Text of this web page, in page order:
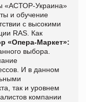
«АСТОР-Украина»
и обучение
с высокими
RAS. Как
«Опера-Маркет»:
выбора.
И в данном
так и уровнем
компании